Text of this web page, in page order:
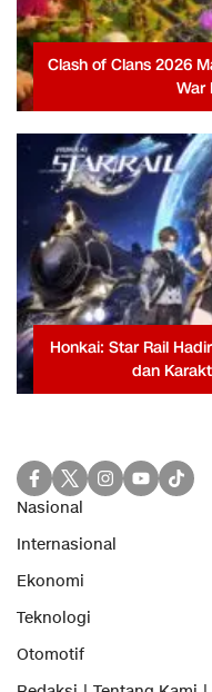
Clash of Clans 2026
War
Honkai: Star Rail
dan
Nasional
Internasional
Ekonomi
Teknologi
Otomotif